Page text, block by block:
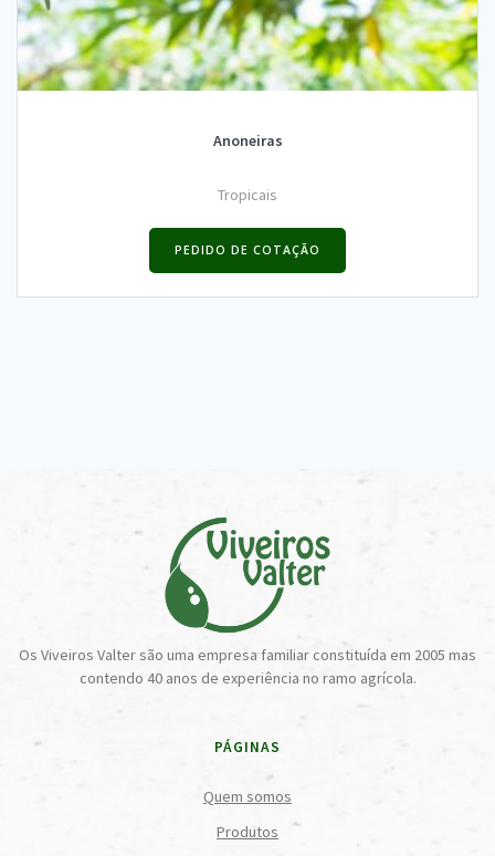
Anoneiras
Tropicais
PEDIDO DE COTAÇÃO
Os Viveiros Valter são uma empresa familiar constituída em 2005 mas
contendo 40 anos de experiência no ramo agrícola.
PÁGINAS
Quem somos
Produtos